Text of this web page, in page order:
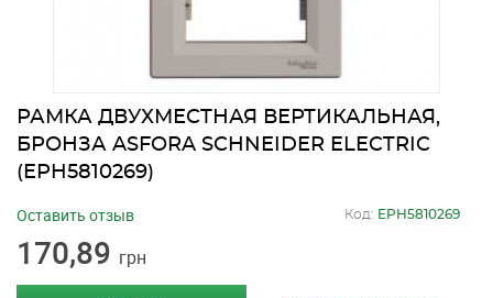
РАМКА ДВУХМЕСТНАЯ ВЕРТИКАЛЬНАЯ,
БРОНЗА ASFORA SCHNEIDER ELECTRIC
(EPH5810269)
170,89 грн
Оставить отзыв Код: EPH5810269